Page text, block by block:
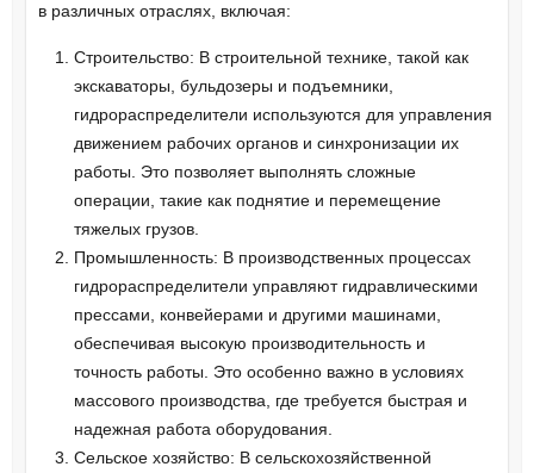
в различных отраслях, включая:
Строительство: В строительной технике, такой как
экскаваторы, бульдозеры и подъемники,
гидрораспределители используются для управления
движением рабочих органов и синхронизации их
работы. Это позволяет выполнять сложные
операции, такие как поднятие и перемещение
тяжелых грузов.
Промышленность: В производственных процессах
гидрораспределители управляют гидравлическими
прессами, конвейерами и другими машинами,
обеспечивая высокую производительность и
точность работы. Это особенно важно в условиях
массового производства, где требуется быстрая и
надежная работа оборудования.
Сельское хозяйство: В сельскохозяйственной